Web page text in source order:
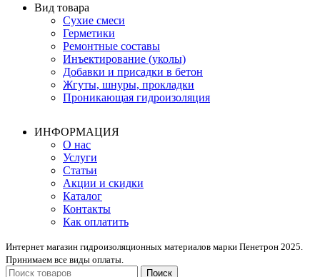
Вид товара
Сухие смеси
Герметики
Ремонтные составы
Инъектирование (уколы)
Добавки и присадки в бетон
Жгуты, шнуры, прокладки
Проникающая гидроизоляция
ИНФОРМАЦИЯ
О нас
Услуги
Статьи
Акции и скидки
Каталог
Контакты
Как оплатить
Интернет магазин гидроизоляционных материалов марки Пенетрон 2025.
Принимаем все виды оплаты.
Поиск